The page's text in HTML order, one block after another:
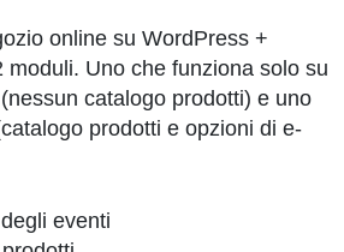
online su WordPress +
moduli. Uno che funziona solo su
catalogo prodotti) e uno
prodotti e opzioni di e-
eventi